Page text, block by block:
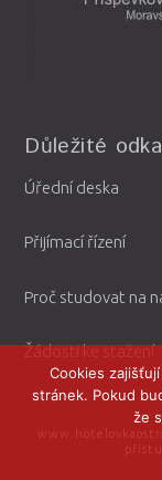
Důležité
Úřední deska
Přijímací řízení
Proč studovat na
Žádosti ke stažení
Cookies
stránek. Pokud
že